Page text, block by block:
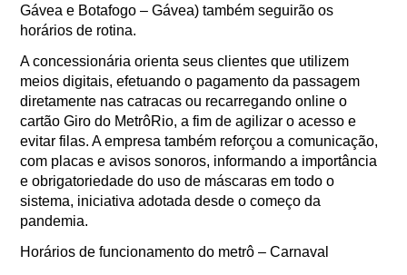
Gávea e Botafogo – Gávea) também seguirão os
horários de rotina.
A concessionária orienta seus clientes que utilizem
meios digitais, efetuando o pagamento da passagem
diretamente nas catracas ou recarregando online o
cartão Giro do MetrôRio, a fim de agilizar o acesso e
evitar filas. A empresa também reforçou a comunicação,
com placas e avisos sonoros, informando a importância
e obrigatoriedade do uso de máscaras em todo o
sistema, iniciativa adotada desde o começo da
pandemia.
Horários de funcionamento do metrô – Carnaval